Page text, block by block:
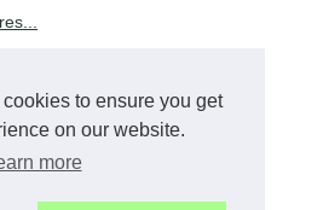
to ensure you get
on our website.
more